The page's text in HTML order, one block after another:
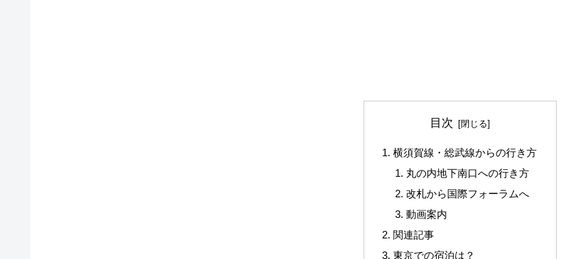
目次
横須賀線・総武線からの行き方
丸の内地下南口への行き方
改札から国際フォーラムへ
動画案内
関連記事
東京での宿泊は？